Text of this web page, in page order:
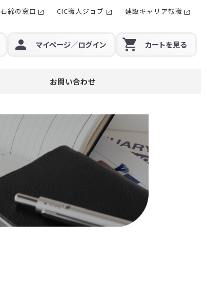
マイページ／ログイン カートを見る
お問い合わせ
石綿の窓口 CIC職人ジョブ 建設キャリア転職